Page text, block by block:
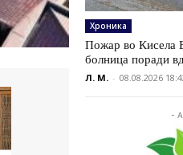
Хроника
Пожар во Кисела
болница поради
Л. М. - 08.08.2026
-